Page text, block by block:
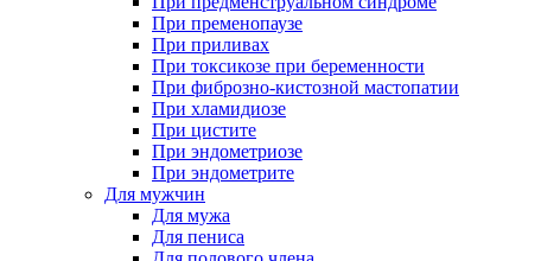
При пременопаузе
При приливах
При токсикозе при беременности
При фиброзно-кистозной мастопатии
При хламидиозе
При цистите
При эндометриозе
При эндометрите
Для мужчин
Для мужа
Для пениса